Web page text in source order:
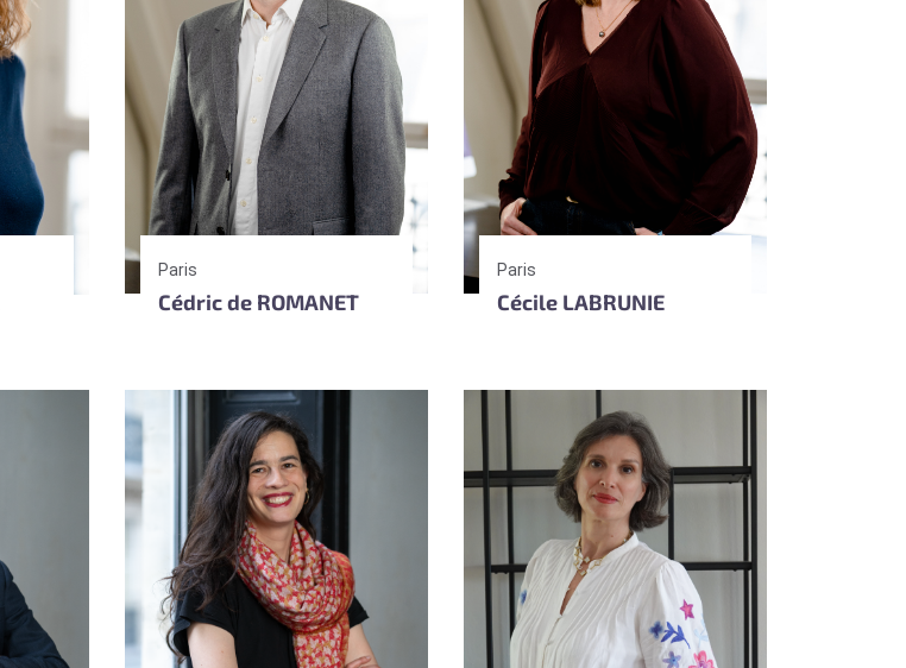
Paris
Cédric de ROMANET
Paris
Cécile LABRUNIE